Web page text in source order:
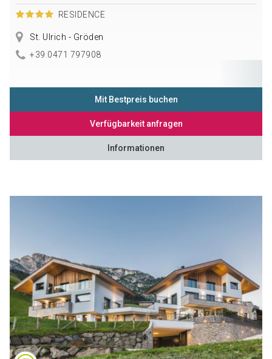
RESIDENCE
St. Ulrich - Gröden
+39 0471 797908
Mit Bestpreis buchen
Verfügbarkeit anfragen
Informationen